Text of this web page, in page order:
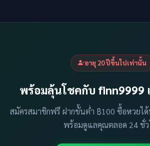
อายุ 20 ปีขึ้นไปเท่านั้น
พร้อมลุ้นโชคกับ finn9999
สมัครสมาชิกฟรี ฝากขั้นต่ำ ฿100 ซื้อหวยไ
พร้อมดูแลคุณตลอด 24 ชั่ว